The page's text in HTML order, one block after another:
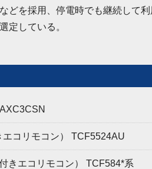
どを採用、停電時でも継続して
定している。
コリモコン） TCF5524AU
きエコリモコン） TCF584*系